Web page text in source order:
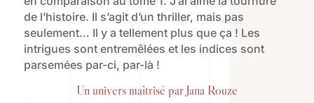
de l’histoire. Il s’agit d’un thriller, mais pas
seulement… Il y a tellement plus que ça ! Les
intrigues sont entremêlées et les indices sont
parsemées par-ci, par-là !
Un univers maîtrisé par Jana Rouze